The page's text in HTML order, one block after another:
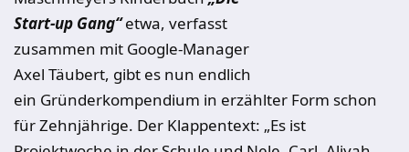
Start-up Gang“etwa, verfasst
zusammen mit Google-Manager
Axel Täubert, gibt es nun endlich
ein Gründerkompendium in erzählter Form schon
für Zehnjährige. Der Klappentext: „Es ist